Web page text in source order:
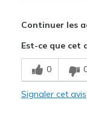
Comfortable
Stylish
Continuer les
Est-ce que cet
0
Signaler cet avis